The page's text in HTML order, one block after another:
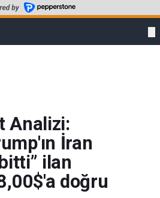
Analizi:
İran
ilan
doğru